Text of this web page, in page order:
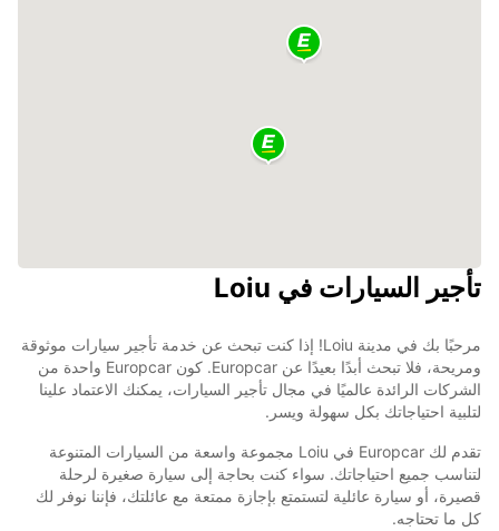
تأجير السيارات في Loiu
مرحبًا بك في مدينة Loiu! إذا كنت تبحث عن خدمة تأجير سيارات موثوقة
ومريحة، فلا تبحث أبدًا بعيدًا عن Europcar. كون Europcar واحدة من
الشركات الرائدة عالميًا في مجال تأجير السيارات، يمكنك الاعتماد علينا
لتلبية احتياجاتك بكل سهولة ويسر.
تقدم لك Europcar في Loiu مجموعة واسعة من السيارات المتنوعة
لتناسب جميع احتياجاتك. سواء كنت بحاجة إلى سيارة صغيرة لرحلة
قصيرة، أو سيارة عائلية لتستمتع بإجازة ممتعة مع عائلتك، فإننا نوفر لك
كل ما تحتاجه.